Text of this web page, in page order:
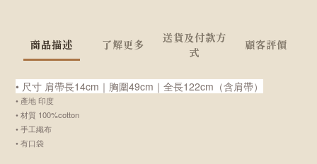
商品描述 了解更多
送貨及付款方
式
顧客評價
• 尺寸 肩帶長14cm｜胸圍49cm｜全長122cm（含肩帶）
• 產地 印度
• 材質 100%cotton
• 手工織布
• 有口袋